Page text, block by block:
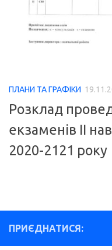
ПЛАНИ ТА ГРАФІКИ
Розклад
екзаменів II
2020-2121 року
ПРИЄДНАТИСЯ: